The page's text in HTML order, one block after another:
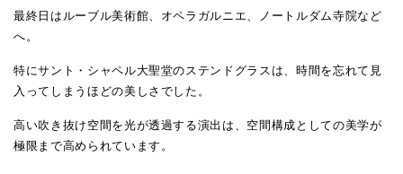
最終日はルーブル美術館、オペラガルニエ、ノートルダム寺院など
へ。
特にサント・シャペル大聖堂のステンドグラスは、時間を忘れて見
入ってしまうほどの美しさでした。
高い吹き抜け空間を光が透過する演出は、空間構成としての美学が
極限まで高められています。